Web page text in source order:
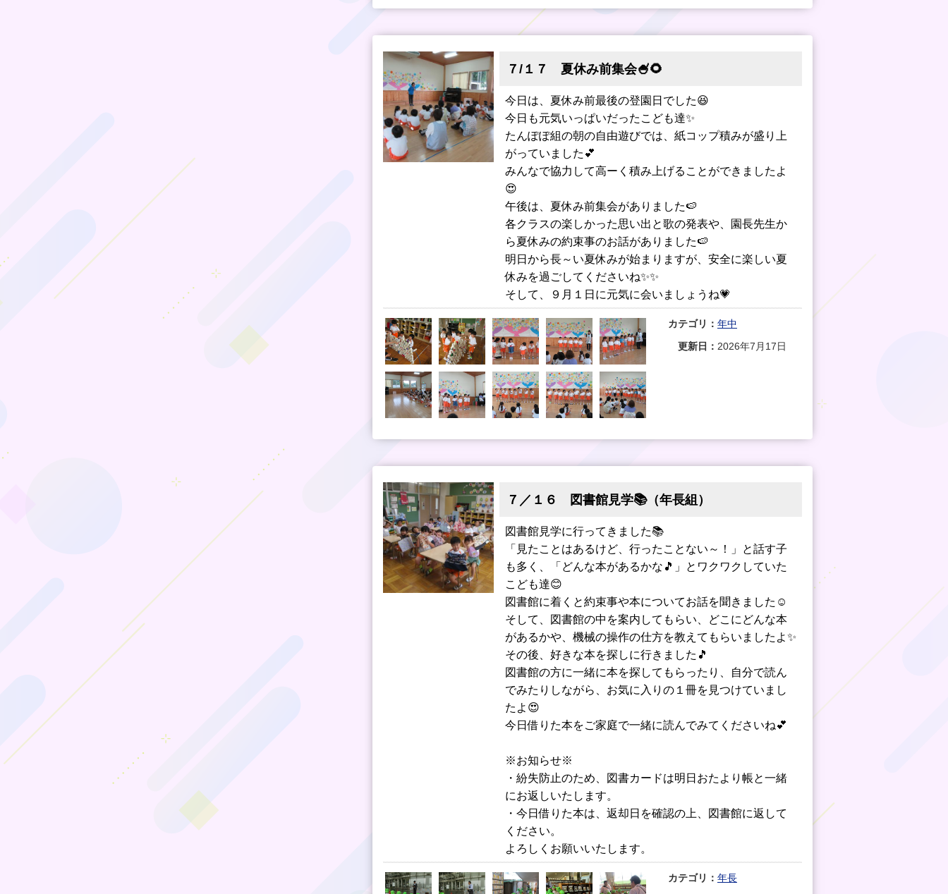
７/１７ 夏休み前集会🍧🌻
今日は、夏休み前最後の登園日でした😆
今日も元気いっぱいだったこども達✨
たんぽぽ組の朝の自由遊びでは、紙コップ積みが盛り上
がっていました💕
みんなで協力して高ーく積み上げることができましたよ
😍
午後は、夏休み前集会がありました🍉
各クラスの楽しかった思い出と歌の発表や、園長先生か
ら夏休みの約束事のお話がありました🍉
明日から長～い夏休みが始まりますが、安全に楽しい夏
休みを過ごしてくださいね✨✨
そして、９月１日に元気に会いましょうね💗
カテゴリ： 年中
更新日： 2026年7月17日
７／１６ 図書館見学📚（年長組）
図書館見学に行ってきました📚
「見たことはあるけど、行ったことない～！」と話す子
も多く、「どんな本があるかな🎵」とワクワクしていた
こども達😊
図書館に着くと約束事や本についてお話を聞きました☺
そして、図書館の中を案内してもらい、どこにどんな本
があるかや、機械の操作の仕方を教えてもらいましたよ✨
その後、好きな本を探しに行きました🎵
図書館の方に一緒に本を探してもらったり、自分で読ん
でみたりしながら、お気に入りの１冊を見つけていまし
たよ😍
今日借りた本をご家庭で一緒に読んでみてくださいね💕
※お知らせ※
・紛失防止のため、図書カードは明日おたより帳と一緒
にお返しいたします。
・今日借りた本は、返却日を確認の上、図書館に返して
ください。
よろしくお願いいたします。
カテゴリ： 年長